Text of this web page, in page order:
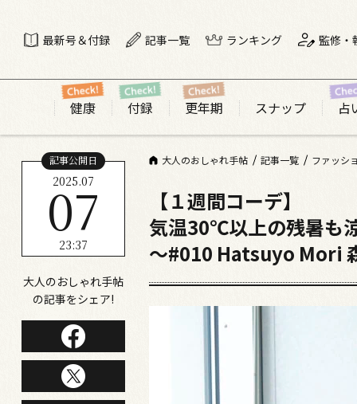
最新号＆付録 記事一覧 ランキング 監修・
健康 付録 更年期 スナップ 占
記事公開日
2025.07
07
23:37
大人のおしゃれ手帖
の記事をシェア!
大人のおしゃれ手帖 記事一覧 ファッシ
【１週間コーデ】
気温30℃以上の残暑も
～#010 Hatsuyo Mori